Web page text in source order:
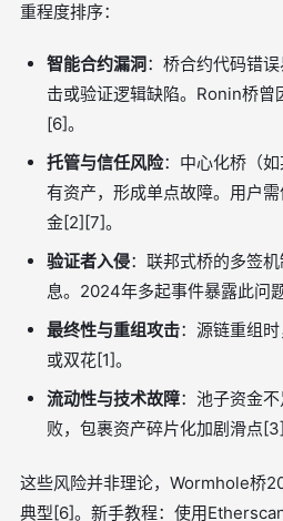
重程度排序：
智能合约漏洞：桥合约代码错
击或验证逻辑缺陷。Ronin桥曾
[6]。
托管与信任风险：中心化桥（
有资产，形成单点故障。用户
金[2][7]。
验证者入侵：联邦式桥的多签
息。2024年多起事件暴露此问
最终性与重组攻击：源链重组
或双花[1]。
流动性与技术故障：池子资金
败，包裹资产碎片化加剧滑点
这些风险并非理论，Wormhole桥
典型[6]。新手教程：使用